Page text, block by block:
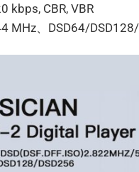
kbps, CBR, VBR
MHz、DSD64/